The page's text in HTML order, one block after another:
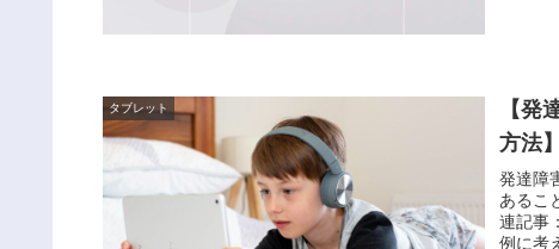
タブレット
【発
方法
発達障
あるこ
連記事
例に考